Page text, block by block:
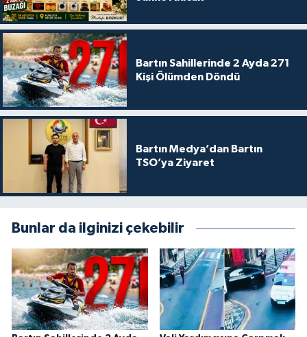
Bartın Sahillerinde 2 Ayda 271
Kişi Ölümden Döndü
Bartın Medya’dan Bartın
TSO’ya Ziyaret
Bunlar da ilginizi çekebilir